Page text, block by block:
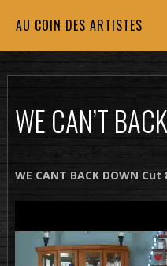
AU COIN DES ARTISTES
WE CAN’T
WE CANT BACK DOWN Cut
vidéo